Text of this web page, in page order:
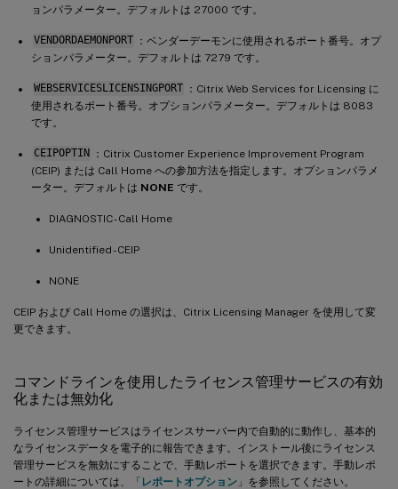
ョンパラメーター。デフォルトは 27000 です。
VENDORDAEMONPORT ：ベンダーデーモンに使用されるポート番号。オプ
ションパラメーター。デフォルトは 7279 です。
WEBSERVICESLICENSINGPORT ：Citrix Web Services for Licensing に
使用されるポート番号。オプションパラメーター。デフォルトは 8083
です。
CEIPOPTIN
：Citrix Customer Experience Improvement Program
(CEIP) または Call Home への参加方法を指定します。オプションパラメ
ーター。デフォルトは NONE です。
DIAGNOSTIC - Call Home
Unidentified - CEIP
NONE
CEIP および Call Home の選択は、Citrix Licensing Manager を使用して変
更できます。
コマンドラインを使用したライセンス管理サービスの有効
化または無効化
ライセンス管理サービスはライセンスサーバー内で自動的に動作し、基本的
なライセンスデータを電子的に報告できます。インストール後にライセンス
管理サービスを無効にすることで、手動レポートを選択できます。手動レポ
ートの詳細については、「 レポートオプション 」を参照してください。